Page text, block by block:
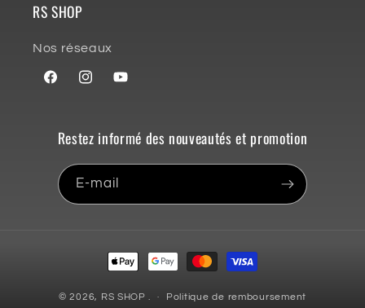
RS SHOP
Nos réseaux
FacebookInstagramYouTube
Restez informé des nouveautés et promotion
E-mail
Moyens
de
paiement
© 2026, RS SHOP . Politique de remboursement